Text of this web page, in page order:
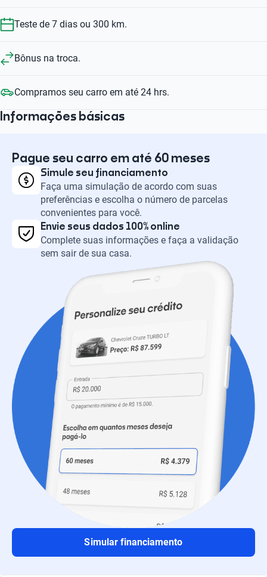
Teste de 7 dias ou 300 km.
Bônus na troca.
Compramos seu carro em até 24 hrs.
Informações básicas
Pague seu carro em até 60 meses
Simule seu financiamento
Faça uma simulação de acordo com suas
preferências e escolha o número de parcelas
convenientes para você.
Envie seus dados 100% online
Complete suas informações e faça a validação
sem sair de sua casa.
Simular financiamento